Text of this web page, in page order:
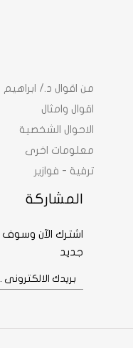
من اقوال د./
اقوال وامثال
الاحوال الشخصية
معلومات اخرى
ترفية - فوازير
المشاركة
اشترك الآن
جديد